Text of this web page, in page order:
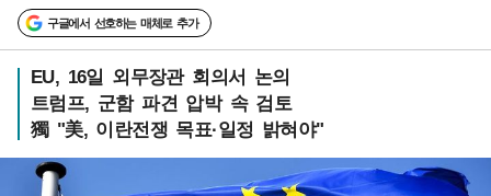
구글에서 선호하는 매체로 추가
EU, 16일 외무장관 회의서 논의
트럼프, 군함 파견 압박 속 검토
獨 "美, 이란전쟁 목표·일정 밝혀야"